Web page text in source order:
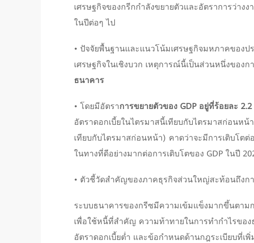
เศรษฐกิจของกรีกกำลังขยายตัวและอัตราการว่าง
ในปีต่อๆ ไป
• ปัจจัยพื้นฐานและแนวโน้มเศรษฐกิจมหภาคของ
เศรษฐกิจในเชิงบวก เหตุการณ์นี้เป็นส่วนหนึ่งของก
ธนาคาร
• โดยมีอัตราการขยายตัวของ GDP อยู่ที่ร้อยละ
อัตราดอกเบี้ยในไตรมาสนี้เทียบกับไตรมาสก่อนห
เทียบกับไตรมาสก่อนหน้า) คาดว่าจะมีการเติบโตต่
ในทางที่ดีอย่างมากต่อการเติบโตของ GDP ในปี
• ตัวชี้วัดสำคัญของภาคธุรกิจส่วนใหญ่สะท้อนถึงก
ระบบธนาคารของกรีซมีความเข้มแข็งมากขึ้นตาม
เพื่อใช้หนี้ที่สำคัญ ความท้าทายในการทำกำไรขอ
อัตราดอกเบี้ยต่ำ และข้อกำหนดด้านกฎระเบียบที่เ